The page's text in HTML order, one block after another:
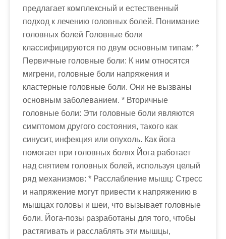
предлагает комплексный и естественный
подход к лечению головных болей. Понимание
головных болей Головные боли
классифицируются по двум основным типам: *
Первичные головные боли: К ним относятся
мигрени, головные боли напряжения и
кластерные головные боли. Они не вызваны
основным заболеванием. * Вторичные
головные боли: Эти головные боли являются
симптомом другого состояния, такого как
синусит, инфекция или опухоль. Как йога
помогает при головных болях Йога работает
над снятием головных болей, используя целый
ряд механизмов: * Расслабление мышц: Стресс
и напряжение могут привести к напряжению в
мышцах головы и шеи, что вызывает головные
боли. Йога-позы разработаны для того, чтобы
растягивать и расслаблять эти мышцы,